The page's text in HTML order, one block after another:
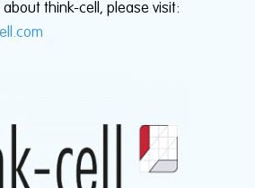
think-cell, please visit: